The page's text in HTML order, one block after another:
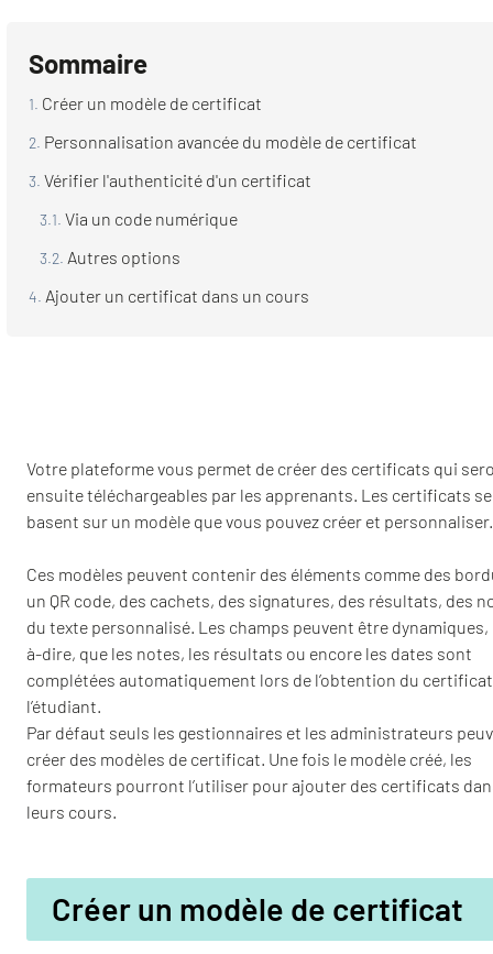
Sommaire
Créer un modèle de certificat
Personnalisation avancée du modèle de certificat
Vérifier l'authenticité d'un certificat
Via un code numérique
Autres options
Ajouter un certificat dans un cours
Votre plateforme vous permet de créer des certificats qui
ensuite téléchargeables par les apprenants. Les certificats se
basent sur un modèle que vous pouvez créer et personnaliser.
Ces modèles peuvent contenir des éléments comme des
un QR code, des cachets, des signatures, des résultats, des
du texte personnalisé. Les champs peuvent être dynamiques,
à-dire, que les notes, les résultats ou encore les dates sont
complétées automatiquement lors de l’obtention du
l’étudiant.
Par défaut seuls les gestionnaires et les administrateurs
créer des modèles de certificat. Une fois le modèle créé, les
formateurs pourront l’utiliser pour ajouter des certificats
leurs cours.
Créer un modèle de certificat